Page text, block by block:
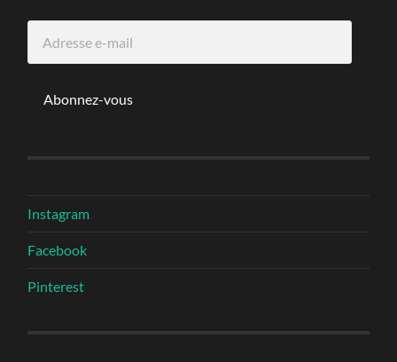
Abonnez-vous
Instagram
Facebook
Pinterest